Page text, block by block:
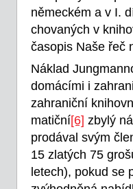
německém a v I.
chovaných v
časopis Naše řeč
Náklad
domácími i
zahraniční
matiční[6] zbylý
prodával svým
15 zlatých 75
letech), pokud se